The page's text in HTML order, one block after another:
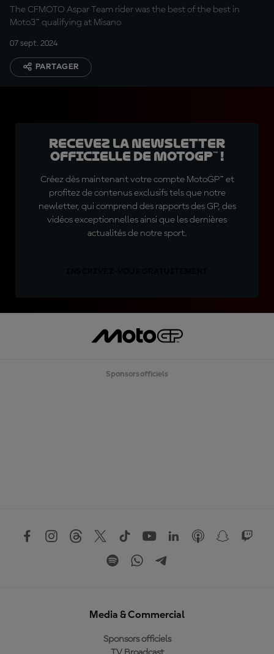
The CFMOTO Aspar Team rider was the best of the best in
Moto3™ qualifying at Misano
07 sept. 2024
PARTAGER
Recevez la Newsletter
officielle de MotoGP™ !
Créez dès maintenant votre compte MotoGP™ et
profitez de contenus exclusifs tels que notre
newletter, qui comprend des rapports des GP, des
vidéos exceptionnelles ainsi que les dernières
actualités de notre sport.
Sponsors officiels
Media & Commercial
Sponsors officiels